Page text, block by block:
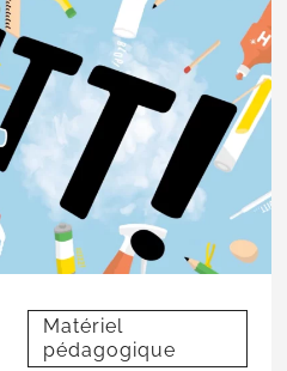
Matériel
pédagogique